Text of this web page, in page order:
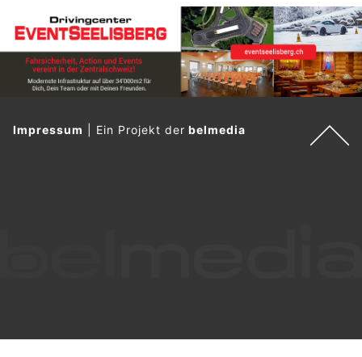
Impressum Ein Projekt derbelmedia